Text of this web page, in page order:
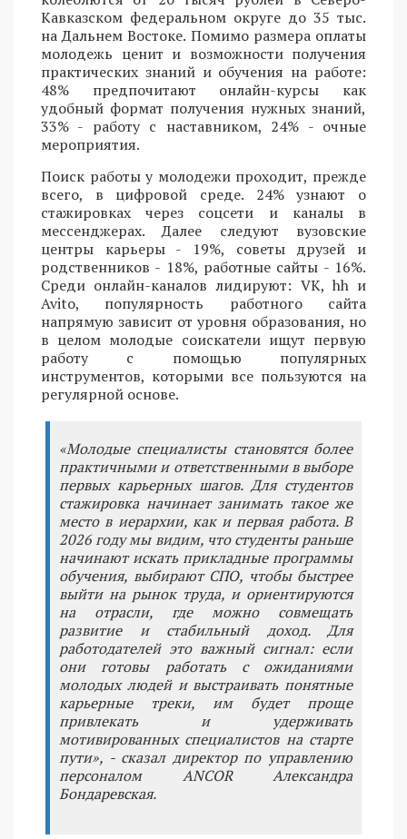
Кавказском федеральном округе до 35 тыс.
на Дальнем Востоке. Помимо размера оплаты
молодежь ценит и возможности получения
практических знаний и обучения на работе:
48% предпочитают онлайн-курсы как
удобный формат получения нужных знаний,
33% - работу с наставником, 24% - очные
мероприятия.
Поиск работы у молодежи проходит, прежде
всего, в цифровой среде. 24% узнают о
стажировках через соцсети и каналы в
мессенджерах. Далее следуют вузовские
центры карьеры - 19%, советы друзей и
родственников - 18%, работные сайты - 16%.
Среди онлайн-каналов лидируют: VK, hh и
Avito, популярность работного сайта
напрямую зависит от уровня образования, но
в целом молодые соискатели ищут первую
работу с помощью популярных
инструментов, которыми все пользуются на
регулярной основе.
«Молодые специалисты становятся более
практичными и ответственными в выборе
первых карьерных шагов. Для студентов
стажировка начинает занимать такое же
место в иерархии, как и первая работа. В
2026 году мы видим, что студенты раньше
начинают искать прикладные программы
обучения, выбирают СПО, чтобы быстрее
выйти на рынок труда, и ориентируются
на отрасли, где можно совмещать
развитие и стабильный доход. Для
работодателей это важный сигнал: если
они готовы работать с ожиданиями
молодых людей и выстраивать понятные
карьерные треки, им будет проще
привлекать и удерживать
мотивированных специалистов на старте
пути», - сказал директор по управлению
персоналом ANCOR Александра
Бондаревская.